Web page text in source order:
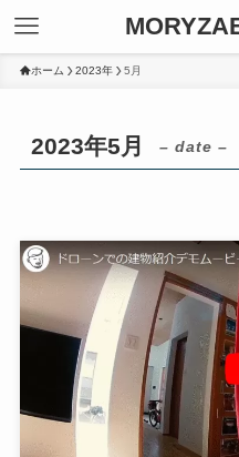
ホーム 2023年 5月
2023年5月 – date –